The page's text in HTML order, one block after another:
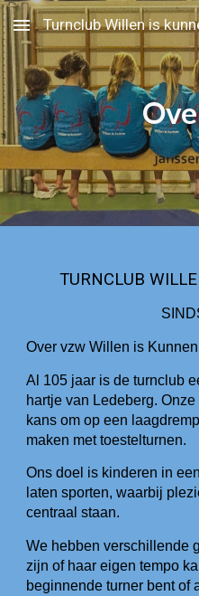
Skip to main content
Turnclub Willen is
TURNCLUB
Over vzw Willen is
Al 105 jaar is de turnclub
hartje van Ledeberg.
kans om op een
maken met toestelturnen.
Ons doel is kinderen in
laten sporten, waarbij
centraal staan.
We hebben verschillende
zijn of haar eigen tempo
beginnende turner bent of